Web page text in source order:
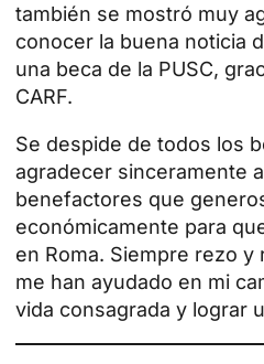
también se mostró muy
conocer la buena noticia
una beca de la PUSC,
CARF.
Se despide de todos los
agradecer sinceramente
benefactores que
económicamente para
en Roma. Siempre rezo
me han ayudado en mi
vida consagrada y lograr